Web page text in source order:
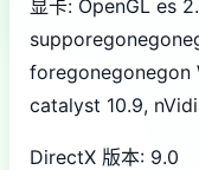
显卡: OpenGL es
foregonegonegon
catalyst 10.9,
DirectX 版本: 9.0